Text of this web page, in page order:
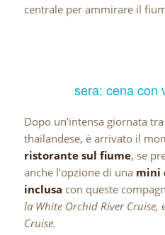
centrale per ammirare il
sera: cena con
Dopo un’intensa giornata
thailandese, è arrivato il
ristorante sul fiume, se
anche l’opzione di una mini
inclusa con queste
la White Orchid River Cruise,
Cruise.